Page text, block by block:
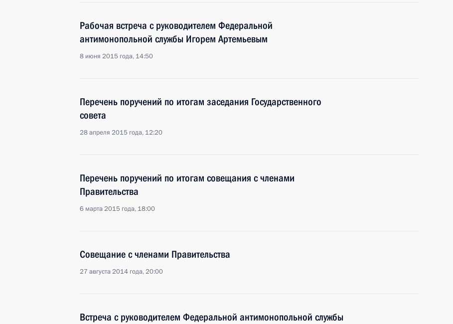
Рабочая встреча с руководителем Федеральной
антимонопольной службы Игорем Артемьевым
8 июня 2015 года, 14:50
Перечень поручений по итогам заседания Государственного
совета
28 апреля 2015 года, 12:20
Перечень поручений по итогам совещания с членами
Правительства
6 марта 2015 года, 18:00
Совещание с членами Правительства
27 августа 2014 года, 20:00
Встреча с руководителем Федеральной антимонопольной службы